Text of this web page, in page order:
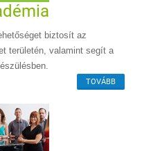
biztosít az
területén, valamint segít a
TOVÁBB